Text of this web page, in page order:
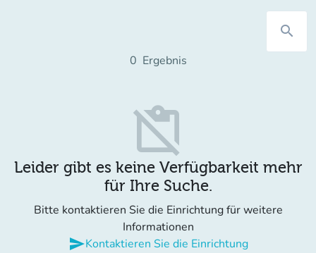
search
0 Ergebnis
content_paste_off
Leider gibt es keine Verfügbarkeit mehr
für Ihre Suche.
Bitte kontaktieren Sie die Einrichtung für weitere
Informationen
sendKontaktieren Sie die Einrichtung